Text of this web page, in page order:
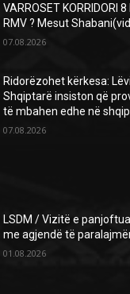
VARROSET KORRIDORI 8
RMV ? Mesut
07.08.2026
Ridorëzohet kërkesa:
Shqiptarë insiston që
të mbahen edhe në shqip
07.08.2026
LSDM / Vizitë e
me agjendë të
01.08.2026